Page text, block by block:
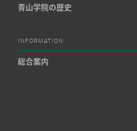
青山学院の歴史
INFORMATION
総合案内